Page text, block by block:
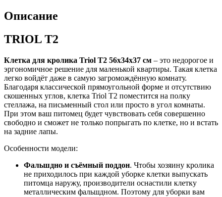
Описание
TRIOL T2
Клетка для кролика Triol T2 56х34х37 см – это недорогое и
эргономичное решение для маленькой квартиры. Такая клетка
легко войдёт даже в самую загромождённую комнату.
Благодаря классической прямоугольной форме и отсутствию
скошенных углов, клетка Triol T2 поместится на полку
стеллажа, на письменный стол или просто в угол комнаты.
При этом ваш питомец будет чувствовать себя совершенно
свободно и сможет не только попрыгать по клетке, но и встать
на задние лапы.
Особенности модели:
Фальшдно и съёмный поддон. Чтобы хозяину кролика
не приходилось при каждой уборке клетки выпускать
питомца наружу, производители оснастили клетку
металлическим фальшдном. Поэтому для уборки вам